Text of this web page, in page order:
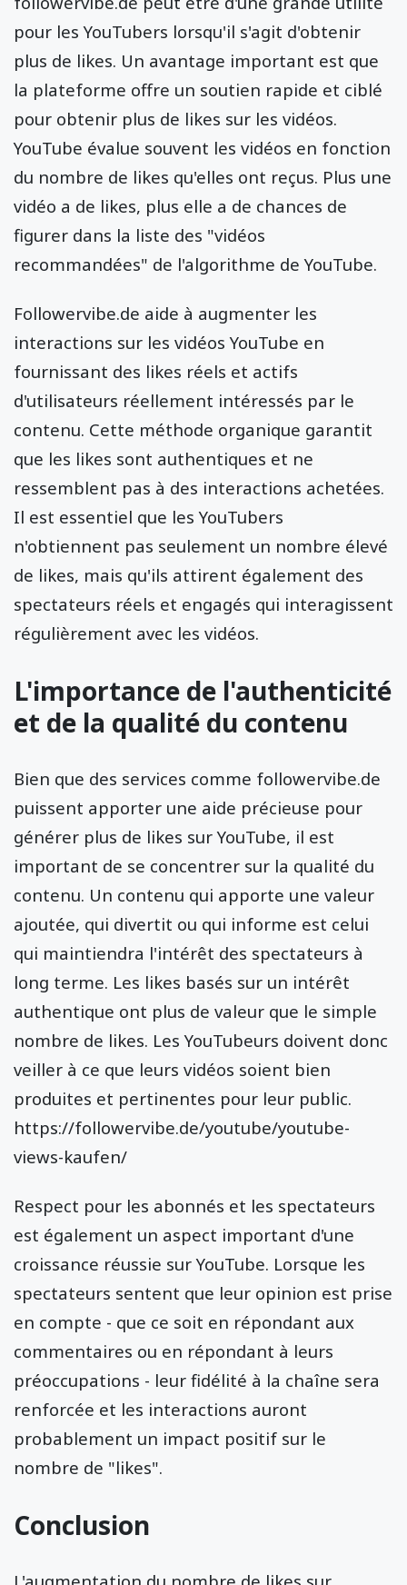
pour les YouTubers lorsqu'il s'agit d'obtenir
plus de likes. Un avantage important est que
la plateforme offre un soutien rapide et ciblé
pour obtenir plus de likes sur les vidéos.
YouTube évalue souvent les vidéos en fonction
du nombre de likes qu'elles ont reçus. Plus une
vidéo a de likes, plus elle a de chances de
figurer dans la liste des "vidéos
recommandées" de l'algorithme de YouTube.
Followervibe.de aide à augmenter les
interactions sur les vidéos YouTube en
fournissant des likes réels et actifs
d'utilisateurs réellement intéressés par le
contenu. Cette méthode organique garantit
que les likes sont authentiques et ne
ressemblent pas à des interactions achetées.
Il est essentiel que les YouTubers
n'obtiennent pas seulement un nombre élevé
de likes, mais qu'ils attirent également des
spectateurs réels et engagés qui interagissent
régulièrement avec les vidéos.
L'importance de l'authenticité
et de la qualité du contenu
Bien que des services comme followervibe.de
puissent apporter une aide précieuse pour
générer plus de likes sur YouTube, il est
important de se concentrer sur la qualité du
contenu. Un contenu qui apporte une valeur
ajoutée, qui divertit ou qui informe est celui
qui maintiendra l'intérêt des spectateurs à
long terme. Les likes basés sur un intérêt
authentique ont plus de valeur que le simple
nombre de likes. Les YouTubeurs doivent donc
veiller à ce que leurs vidéos soient bien
produites et pertinentes pour leur public.
https://followervibe.de/youtube/youtube-
views-kaufen/
Respect pour les abonnés et les spectateurs
est également un aspect important d'une
croissance réussie sur YouTube. Lorsque les
spectateurs sentent que leur opinion est prise
en compte - que ce soit en répondant aux
commentaires ou en répondant à leurs
préoccupations - leur fidélité à la chaîne sera
renforcée et les interactions auront
probablement un impact positif sur le
nombre de "likes".
Conclusion